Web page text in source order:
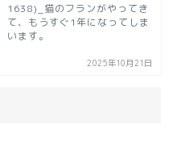
1638)_猫のフランがやってき
て、もうすぐ1年になってしま
います。
2025年10月21日